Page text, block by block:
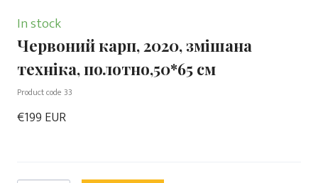
In stock
Червоний карп, 2020, змішана
техніка, полотно,50*65 см
Product code 33
€199 EUR